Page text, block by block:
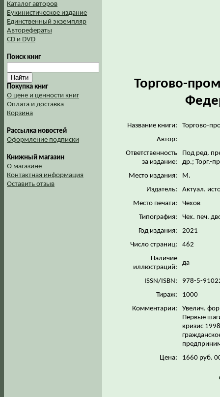
Каталог авторов
Букинистическое издание
Единственный экземпляр
Авторефераты
CD и DVD
Поиск книг
Покупка книг
О цене и ценности книг
Оплата и доставка
Корзина
Рассылка новостей
Оформление подписки
Книжный магазин
О магазине
Контактная информация
Оставить отзыв
Торгово-
Название книги:
Торгово-
Автор:
Ответственность
за издание:
Под ред.
др.; Торг.-
Место издания:
М.
Издатель:
Актуал.
Место печати:
Чехов
Типография:
Чех. печ.
Год издания:
2021
Число страниц:
462
Наличие
иллюстраций:
да
ISSN/ISBN:
978-5-
Тираж:
1000
Комментарии:
Увелич.
Первые
кризис
Цена:
1660 руб.